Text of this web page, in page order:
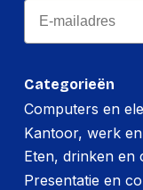
Categorieën
Computers en
Kantoor, werk
Eten, drinken en
Presentatie en
Email